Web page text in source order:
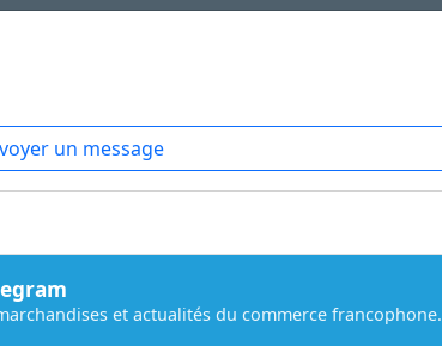
un message
et actualités du commerce francophone.